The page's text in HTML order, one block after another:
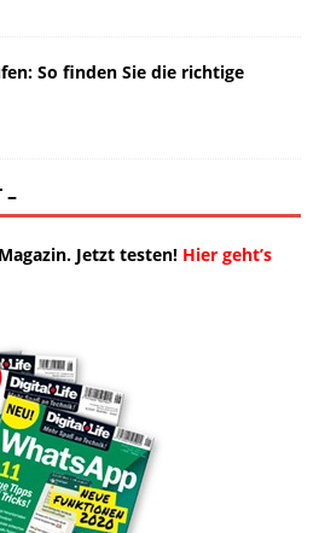
So finden Sie die richtige
–
Jetzt testen! Hier geht’s